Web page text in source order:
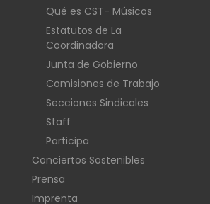
Qué es CST- Músicos
Estatutos de La
Coordinadora
Junta de Gobierno
Comisiones de Trabajo
Secciones Sindicales
Staff
Participa
Conciertos Sostenibles
Prensa
Imprenta